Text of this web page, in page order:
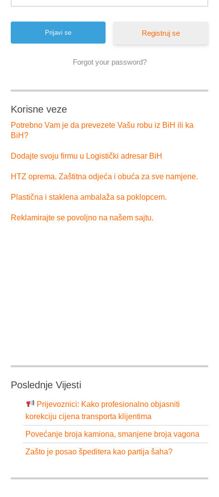
Registruj se
Forgot your password?
Korisne veze
Potrebno Vam je da prevezete Vašu robu iz BiH ili ka
BiH?
Dodajte svoju firmu u Logistički adresar BiH
HTZ oprema. Zaštitna odjeća i obuća za sve namjene.
Plastična i staklena ambalaža sa poklopcem.
Reklamirajte se povoljno na našem sajtu.
Poslednje Vijesti
Prijevoznici: Kako profesionalno objasniti
korekciju cijena transporta klijentima
Povećanje broja kamiona, smanjene broja vagona
Zašto je posao špeditera kao partija šaha?